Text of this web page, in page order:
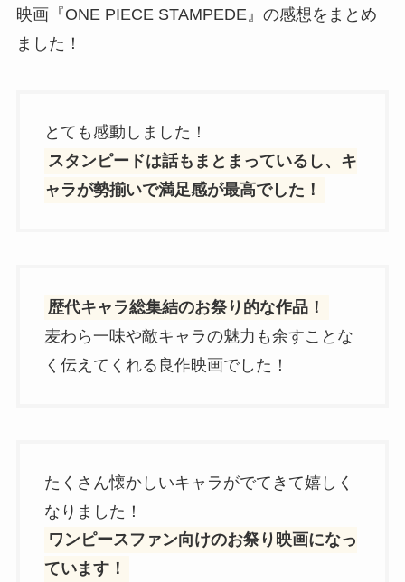
映画『ONE PIECE STAMPEDE』の感想をまとめ
ました！
とても感動しました！
スタンピードは話もまとまっているし、キ
ャラが勢揃いで満足感が最高でした！
歴代キャラ総集結のお祭り的な作品！
麦わら一味や敵キャラの魅力も余すことな
く伝えてくれる良作映画でした！
たくさん懐かしいキャラがでてきて嬉しく
なりました！
ワンピースファン向けのお祭り映画になっ
ています！